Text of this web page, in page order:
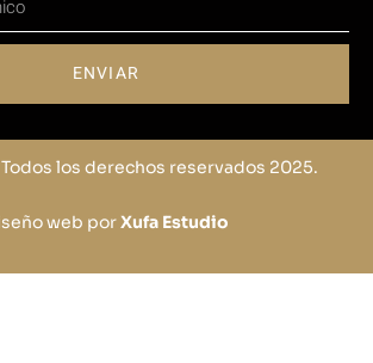
ENVIAR
Todos los derechos reservados 2025.
web porXufa Estudio